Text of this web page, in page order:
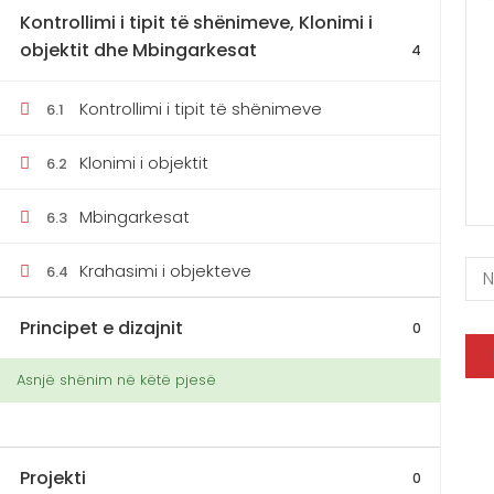
049 660 103
Kontrollimi i tipit të shënimeve, Klonimi i
objektit dhe Mbingarkesat
4
6.1 Kontrollimi i tipit të shënimeve
6.2 Klonimi i objektit
6.3 Mbingarkesat
6.4 Krahasimi i objekteve
Principet e dizajnit 0
Asnjë shënim në këtë pjesë
Projekti 0